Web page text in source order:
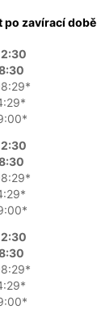
po zavírací době